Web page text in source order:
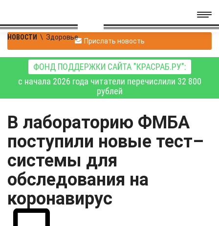
НОВОСТИ \ Здоровье Прислать новость
ФОНД ПОДДЕРЖКИ САЙТА "КРАСРАБ.РУ":
с начала 2026 года читатели перечислили 32 800
рублей
В лабораторию ФМБА
поступили новые тест–
системы для
обследования на
коронавирус